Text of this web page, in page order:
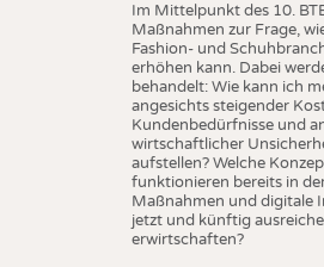
Im Mittelpunkt des 10.
Maßnahmen zur Frage,
Fashion- und
erhöhen kann. Dabei
behandelt: Wie kann ich
angesichts steigender
Kundenbedürfnisse und
wirtschaftlicher
aufstellen? Welche
funktionieren bereits in
Maßnahmen und digitale
jetzt und künftig
erwirtschaften?